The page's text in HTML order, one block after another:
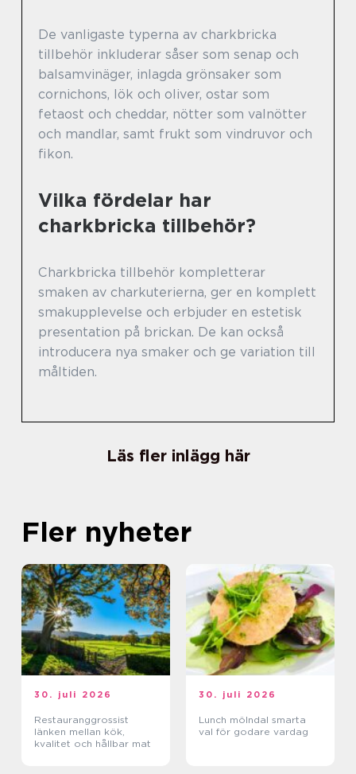
De vanligaste typerna av charkbricka
tillbehör inkluderar såser som senap och
balsamvinäger, inlagda grönsaker som
cornichons, lök och oliver, ostar som
fetaost och cheddar, nötter som valnötter
och mandlar, samt frukt som vindruvor och
fikon.
Vilka fördelar har
charkbricka tillbehör?
Charkbricka tillbehör kompletterar
smaken av charkuterierna, ger en komplett
smakupplevelse och erbjuder en estetisk
presentation på brickan. De kan också
introducera nya smaker och ge variation till
måltiden.
Läs fler inlägg här
Fler nyheter
30. juli 2026
Restauranggrossist
länken mellan kök,
kvalitet och hållbar mat
30. juli 2026
Lunch mölndal smarta
val för godare vardag